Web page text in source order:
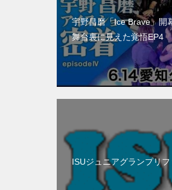
宇野昌磨「Ice Brave」開
舞台裏に見えた覚悟EP4
ISUジュニアグランプリ